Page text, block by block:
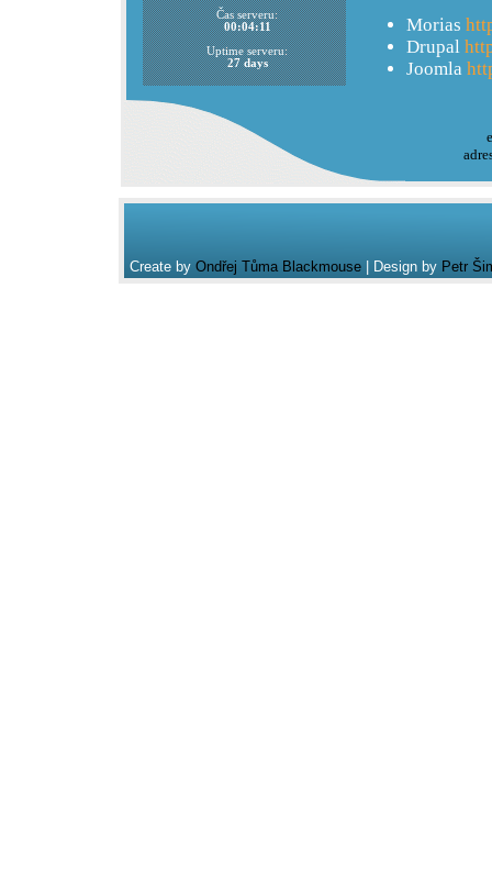
Morias
Drupal
Joomla
Čas serveru:
00:04:11
Uptime serveru:
27 days
Create by Ondřej Tůma Blackmouse| Design by Petr